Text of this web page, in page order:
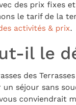
des prix fixes
le tarif de la
activités & prix.
il le
des
séjour sans
conviendrait